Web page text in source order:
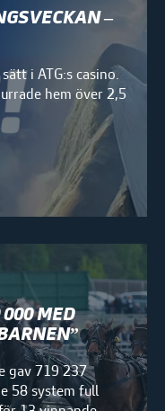
–
i ATG:s casino.
hem över 2,5
MED
gav 719 237
58 system full